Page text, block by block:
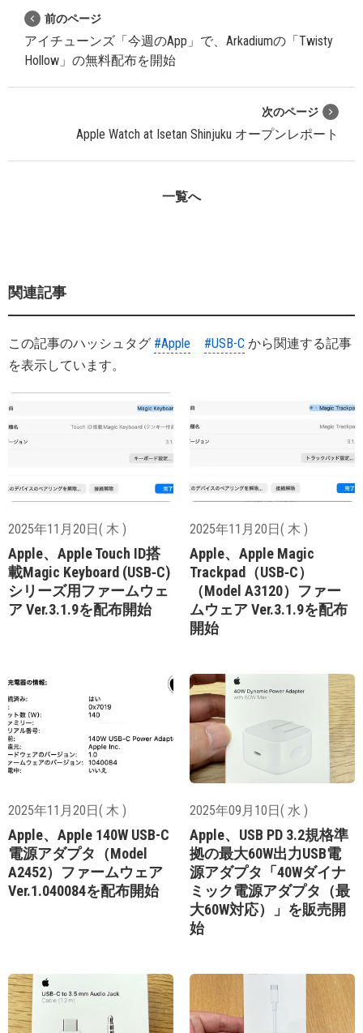
前のページ
アイチューンズ「今週のApp」で、Arkadiumの「Twisty
Hollow」の無料配布を開始
次のページ
Apple Watch at Isetan Shinjuku オープンレポート
一覧へ
関連記事
この記事のハッシュタグ #Apple #USB-C から関連する記事
を表示しています。
2025年11月20日( 木 )
Apple、Apple Touch ID搭
載Magic Keyboard (USB‑C)
シリーズ用ファームウェ
ア Ver.3.1.9を配布開始
2025年11月20日( 木 )
Apple、Apple Magic
Trackpad（USB‑C）
（Model A3120）ファー
ムウェア Ver.3.1.9を配布
開始
2025年11月20日( 木 )
Apple、Apple 140W USB-C
電源アダプタ（Model
A2452）ファームウェア
Ver.1.040084を配布開始
2025年09月10日( 水 )
Apple、USB PD 3.2規格準
拠の最大60W出力USB電
源アダプタ「40Wダイナ
ミック電源アダプタ（最
大60W対応）」を販売開
始